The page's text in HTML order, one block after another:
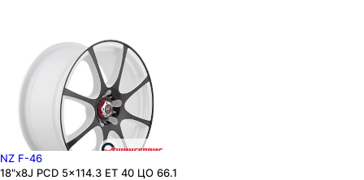
NZ F-46
18"x8J PCD 5x114.3 ЕТ 40 ЦО 66.1